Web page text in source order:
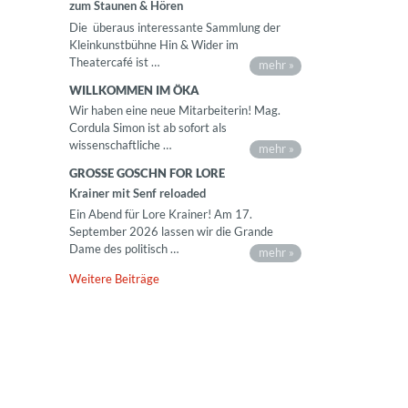
zum Staunen & Hören
Die überaus interessante Sammlung der
Kleinkunstbühne Hin & Wider im
Theatercafé ist …
mehr »
WILLKOMMEN IM ÖKA
Wir haben eine neue Mitarbeiterin! Mag.
Cordula Simon ist ab sofort als
wissenschaftliche …
mehr »
GROSSE GOSCHN FOR LORE
Krainer mit Senf reloaded
Ein Abend für Lore Krainer! Am 17.
September 2026 lassen wir die Grande
Dame des politisch …
mehr »
Weitere Beiträge